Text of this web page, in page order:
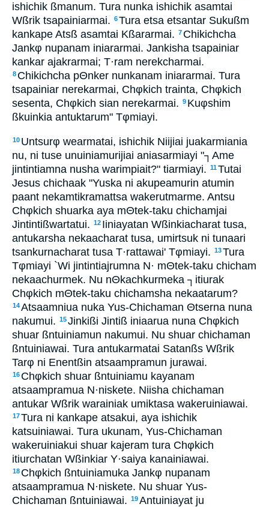
ishichik ßmanum. Tura nunka ishichik asamtai
Wßrik tsapainiarmai. 6Tura etsa etsantar Sukußm
kankape Atsß asamtai Kßararmai. 7 Chikichcha
Jankφ nupanam iniararmai. Jankisha tsapainiar
kankar ajakrarmai; T·ram nerekcharmai.
8 Chikichcha pΘnker nunkanam iniararmai. Tura
tsapainiar nerekarmai, Chφkich trainta, Chφkich
sesenta, Chφkich sian nerekarmai. 9 Kuφshim
ßkuinkia antuktarum" Tφmiayi.
10 Untsurφ wearmatai, ishichik Niijiai juakarmiania
nu, ni tuse unuiniamurijiai aniasarmiayi "┐Ame
jintintiamna nusha warimpiait?" tiarmiayi. 11Tutai
Jesus chichaak "Yuska ni akupeamurin atumin
paant nekamtikramattsa wakerutmarme. Antsu
Chφkich shuarka aya mΘtek-taku chichamjai
Jintintißwartatui. 12 Iiniayatan Wßinkiacharat tusa,
antukarsha nekaacharat tusa, umirtsuk ni tunaari
tsankurnacharat tusa T·rattawai' Tφmiayi. 13Tura
Tφmiayi `Wi jintintiajrumna N· mΘtek-taku chicham
nekaachurmek. Nu nΘkachkurmeka ┐itiurak
Chφkich mΘtek-taku chichamsha nekaatarum?
14Atsaamniua nuka Yus-Chichaman Θtserna nuna
nakumui. 15Jinkißi Jintiß iniaarua nuna Chφkich
shuar ßntuiniamun nakumui. Nu shuar chichaman
ßntuiniawai. Tura antukarmatai Satanßs Wßrik
Tarφ ni Enentßin atsaampramun jurawai.
16 Chφkich shuar ßntuiniamu kayanam
atsaampramua N·niskete. Niisha chichaman
antukar Wßrik warainiak umiktasa wakeruiniawai.
17Tura ni kankape atsakui, aya ishichik
katsuiniawai. Tura ukunam, Yus-Chichaman
wakeruiniakui shuar kajeram tura Chφkich
itiurchatan Wßinkiar Y·saiya kanainiawai.
18 Chφkich ßntuiniamuka Jankφ nupanam
atsaampramua N·niskete. Nu shuar Yus-
Chichaman ßntuiniawai. 19Antuiniayat ju